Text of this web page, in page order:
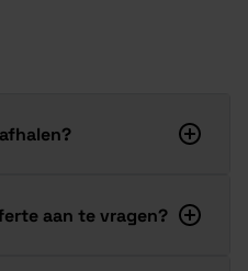
aan te vragen?